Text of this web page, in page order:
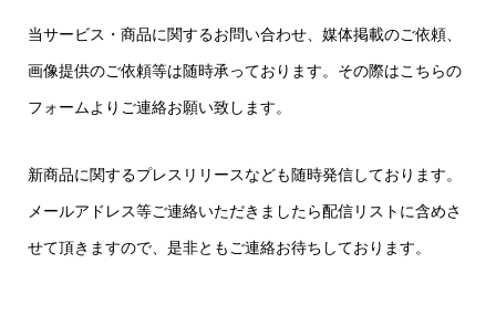
当サービス・商品に関するお問い合わせ、媒体掲載のご依頼、
画像提供のご依頼等は随時承っております。その際はこちらの
フォームよりご連絡お願い致します。
新商品に関するプレスリリースなども随時発信しております。
メールアドレス等ご連絡いただきましたら配信リストに含めさ
せて頂きますので、是非ともご連絡お待ちしております。